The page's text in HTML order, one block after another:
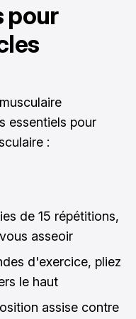
pour
essentiels pour
:
de 15 répétitions,
asseoir
d'exercice, pliez
le haut
assise contre